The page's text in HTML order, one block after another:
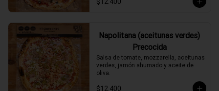
Napolitana (aceitunas verdes)
Precocida
Salsa de tomate, mozzarella, aceitunas
verdes, jamón ahumado y aceite de
oliva.
$12.400